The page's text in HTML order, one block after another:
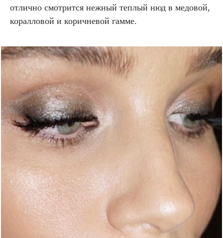
отлично смотрится нежный теплый нюд в медовой,
коралловой и коричневой гамме.